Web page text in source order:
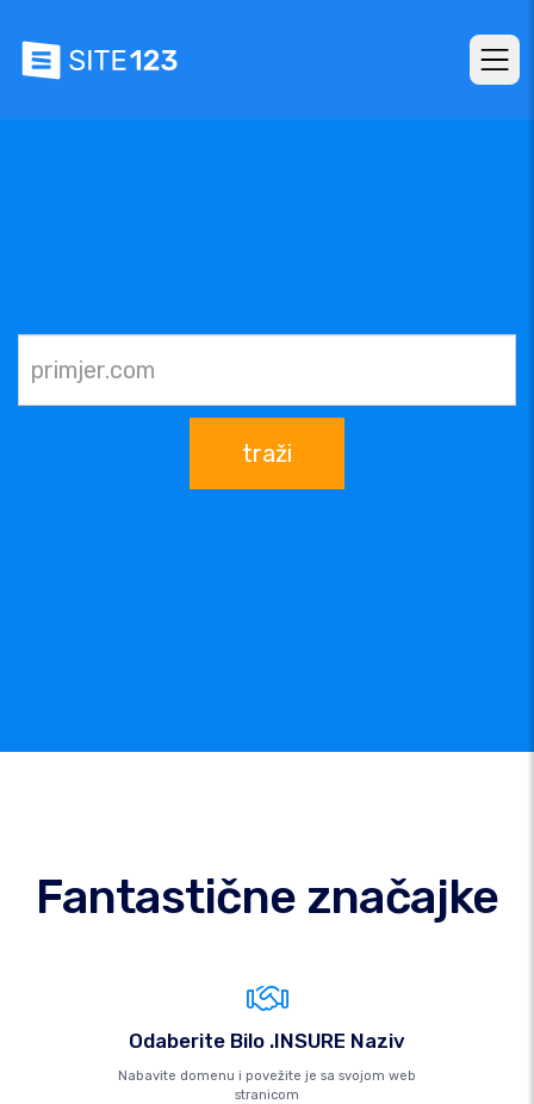
traži
Fantastične značajke
Odaberite Bilo .INSURE Naziv
Nabavite domenu i povežite je sa svojom web
stranicom